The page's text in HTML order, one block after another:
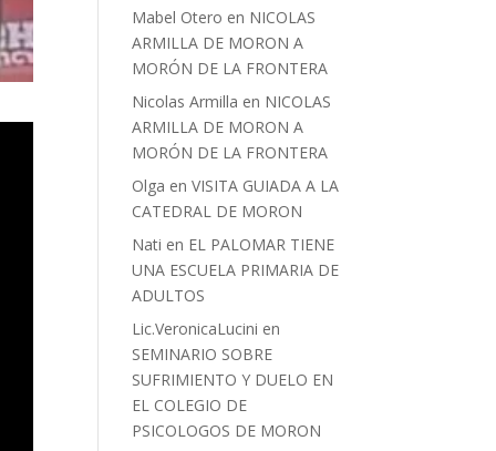
Mabel Otero en NICOLAS
ARMILLA DE MORON A
MORÓN DE LA FRONTERA
Nicolas Armilla en NICOLAS
ARMILLA DE MORON A
MORÓN DE LA FRONTERA
Olga enVISITA GUIADA A LA
CATEDRAL DE MORON
Nati en EL PALOMAR TIENE
UNA ESCUELA PRIMARIA DE
ADULTOS
Lic.VeronicaLucini en
SEMINARIO SOBRE
SUFRIMIENTO Y DUELO EN
EL COLEGIO DE
PSICOLOGOS DE MORON